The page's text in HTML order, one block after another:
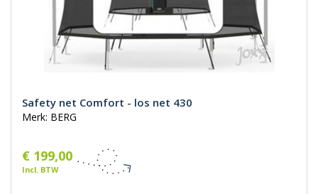
Safety net Comfort - los net 430
Merk: BERG
€ 199,00
Incl. BTW